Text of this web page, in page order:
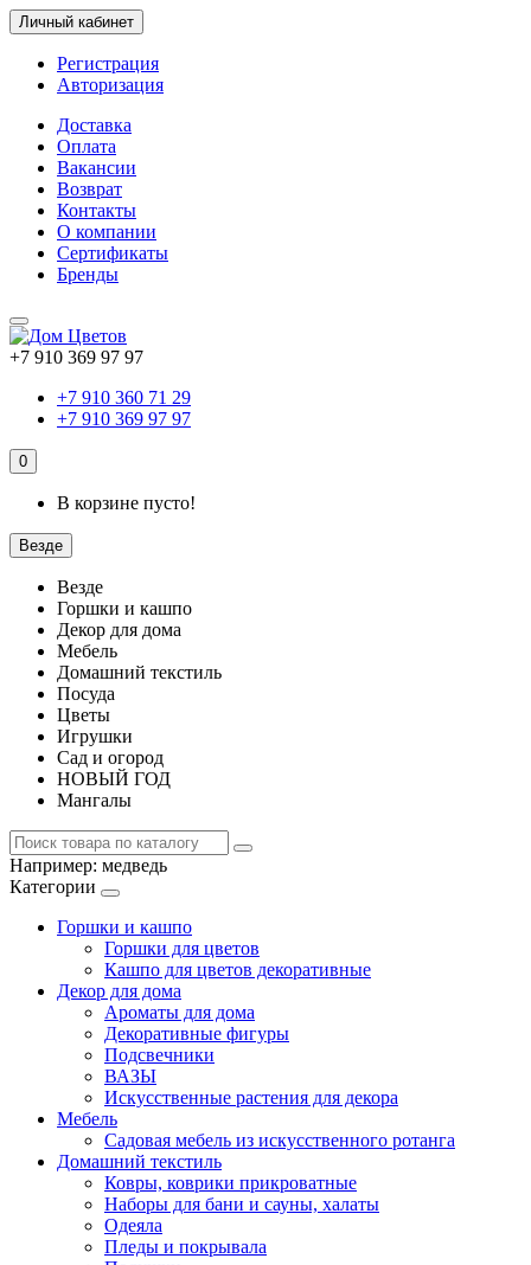
Личный кабинет
Регистрация
Авторизация
Доставка
Оплата
Вакансии
Возврат
Контакты
О компании
Сертификаты
Бренды
+7 910 369 97 97
+7 910 360 71 29
+7 910 369 97 97
0
В корзине пусто!
Везде
Везде
Горшки и кашпо
Декор для дома
Мебель
Домашний текстиль
Посуда
Цветы
Игрушки
Сад и огород
НОВЫЙ ГОД
Мангалы
Например: медведь
Категории
Горшки и кашпо
Горшки для цветов
Кашпо для цветов декоративные
Декор для дома
Ароматы для дома
Декоративные фигуры
Подсвечники
ВАЗЫ
Искусственные растения для декора
Мебель
Садовая мебель из искусственного ротанга
Домашний текстиль
Ковры, коврики прикроватные
Наборы для бани и сауны, халаты
Одеяла
Пледы и покрывала